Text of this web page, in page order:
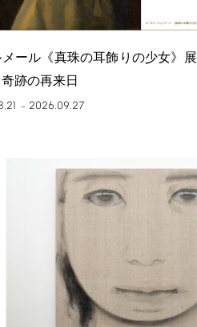
ール《真珠の耳飾りの少女》展
跡の再来日
– 2026.09.27